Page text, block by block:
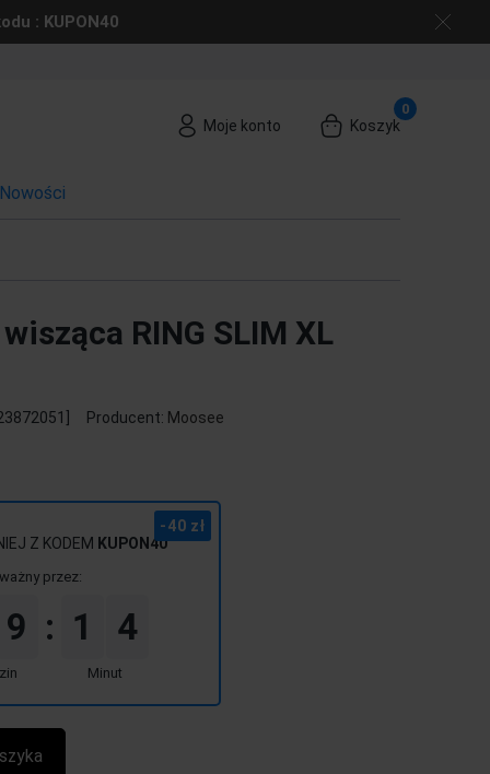
: KUPON40
Moje konto Koszyk
Nowości
RING SLIM XL
Producent: Moosee
Z KODEM KUPON40
przez:
-40 zł
9 : 1 4
Minut